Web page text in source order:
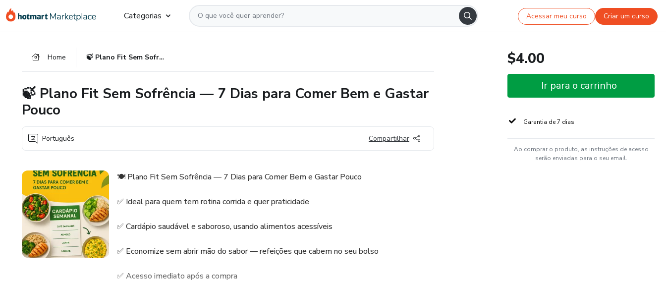
para
para
para
Categorias Acessar meu curso Criar um curso
Home 🍃 Plano Fit Sem Sofrência — 7 Dias para Comer Bem e Gastar Pouco
🍃 Plano Fit Sem Sofrência — 7 Dias para Comer Bem e Gastar
Pouco
Português Compartilhar
🍽 Plano Fit Sem Sofrência — 7 Dias para Comer Bem e Gastar Pouco
✅ Ideal para quem tem rotina corrida e quer praticidade
✅ Cardápio saudável e saboroso, usando alimentos acessíveis
✅ Economize sem abrir mão do sabor — refeições que cabem no seu bolso
✅ Acesso imediato após a compra
$4.00
Ir para o carrinho
Garantia de 7 dias
Ao comprar o produto, as instruções de acesso
serão enviadas para o seu email.